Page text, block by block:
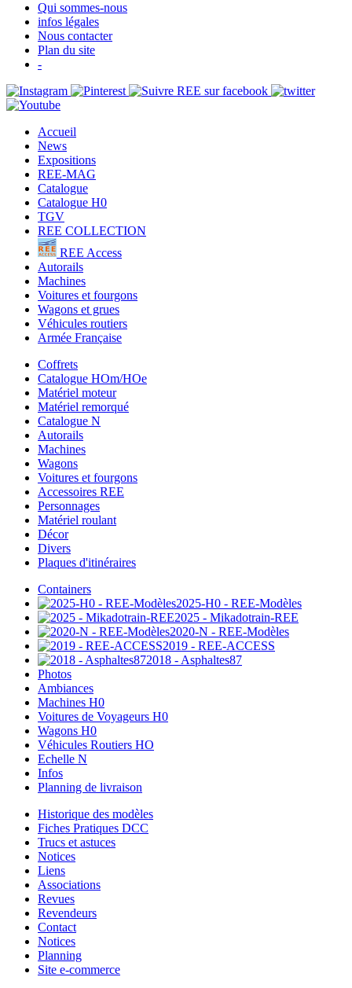
Qui sommes-nous
infos légales
Nous contacter
Plan du site
-
Accueil
News
Expositions
REE-MAG
Catalogue
Catalogue H0
TGV
REE COLLECTION
REE Access
Autorails
Machines
Voitures et fourgons
Wagons et grues
Véhicules routiers
Armée Française
Coffrets
Catalogue HOm/HOe
Matériel moteur
Matériel remorqué
Catalogue N
Autorails
Machines
Wagons
Voitures et fourgons
Accessoires REE
Personnages
Matériel roulant
Décor
Divers
Plaques d'itinéraires
Containers
2025-H0 - REE-Modèles
2025 - Mikadotrain-REE
2020-N - REE-Modèles
2019 - REE-ACCESS
2018 - Asphaltes87
Photos
Ambiances
Machines H0
Voitures de Voyageurs H0
Wagons H0
Véhicules Routiers HO
Echelle N
Infos
Planning de livraison
Historique des modèles
Fiches Pratiques DCC
Trucs et astuces
Notices
Liens
Associations
Revues
Revendeurs
Contact
Notices
Planning
Site e-commerce